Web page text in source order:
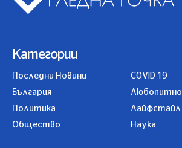
Категории
Последни Новини
България
Политика
Общество
COVID 19
Любопитно
Лайфстайл
Наука